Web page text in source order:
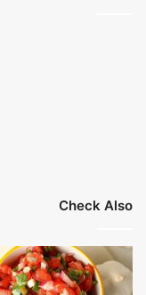
Check Also